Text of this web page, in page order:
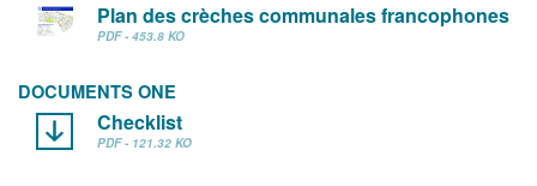
Plan des crèches communales francophones
PDF - 453.8 KO
DOCUMENTS ONE
Checklist
PDF - 121.32 KO